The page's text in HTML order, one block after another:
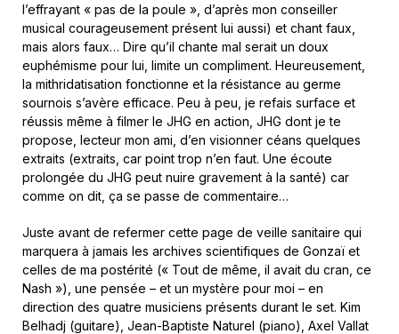
l’effrayant « pas de la poule », d’après mon conseiller
musical courageusement présent lui aussi) et chant faux,
mais alors faux… Dire qu’il chante mal serait un doux
euphémisme pour lui, limite un compliment. Heureusement,
la mithridatisation fonctionne et la résistance au germe
sournois s’avère efficace. Peu à peu, je refais surface et
réussis même à filmer le JHG en action, JHG dont je te
propose, lecteur mon ami, d’en visionner céans quelques
extraits (extraits, car point trop n’en faut. Une écoute
prolongée du JHG peut nuire gravement à la santé) car
comme on dit, ça se passe de commentaire…
Juste avant de refermer cette page de veille sanitaire qui
marquera à jamais les archives scientifiques de Gonzaï et
celles de ma postérité (« Tout de même, il avait du cran, ce
Nash »), une pensée – et un mystère pour moi – en
direction des quatre musiciens présents durant le set. Kim
Belhadj (guitare), Jean-Baptiste Naturel (piano), Axel Vallat